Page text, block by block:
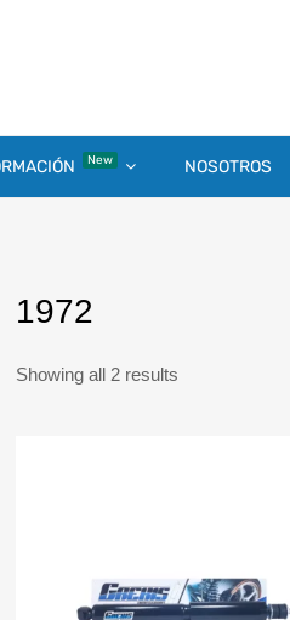
New NOSOTROS
1972
Showing all 2 results
Add to Wishlist
Add to Compare